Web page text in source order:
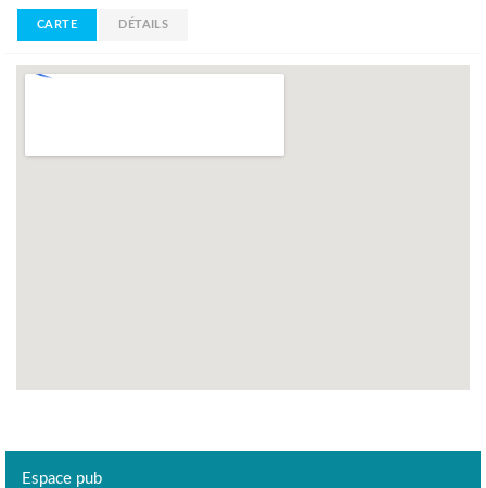
CARTE DÉTAILS
Espace pub